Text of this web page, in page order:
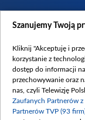
Szanujemy Twoją
Kliknij "Akceptuję i
korzystanie z
dostęp do informacji
przechowywanie oraz
nas, czyli Telewizję
Zaufanych Partnerów
Partnerów TVP (93